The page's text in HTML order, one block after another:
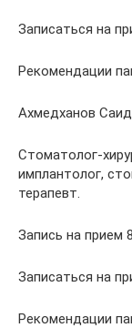
Записаться на
Рекомендации
Ахмедханов
Стоматолог-
имплантолог,
терапевт.
Запись на прием
Записаться на
Рекомендации